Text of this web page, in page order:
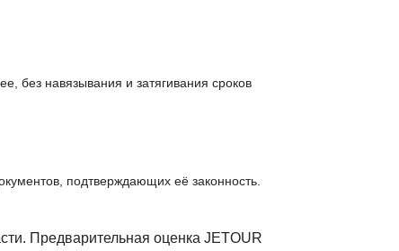
без навязывания и затягивания сроков
подтверждающих её законность.
Предварительная оценка JETOUR